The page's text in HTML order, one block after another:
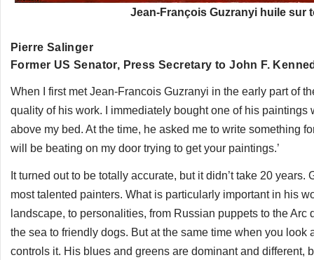
Jean-François Guzranyi huile sur
Pierre Salinger
Former US Senator, Press Secretary to John F.
When I first met Jean-Francois Guzranyi in the early part of
quality of his work. I immediately bought one of his
above my bed. At the time, he asked me to write something
will be beating on my door trying to get your paintings.’
It turned out to be totally accurate, but it didn’t take 20
most talented painters. What is particularly important in his
landscape, to personalities, from Russian puppets to the
the sea to friendly dogs. But at the same time when you
controls it. His blues and greens are dominant and different,